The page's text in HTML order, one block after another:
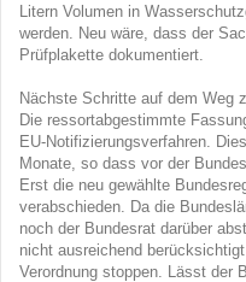
Litern Volumen in
werden. Neu wäre, dass der
Prüfplakette dokumentiert.
Nächste Schritte auf dem Weg
Die ressortabgestimmte
EU-Notifizierungsverfahren.
Monate, so dass vor der
Erst die neu gewählte
verabschieden. Da die
noch der Bundesrat darüber
nicht ausreichend
Verordnung stoppen. Lässt der